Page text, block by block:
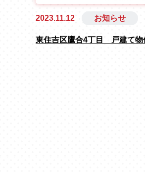
2023.11.12 お知らせ
東住吉区鷹合4丁目 戸建て